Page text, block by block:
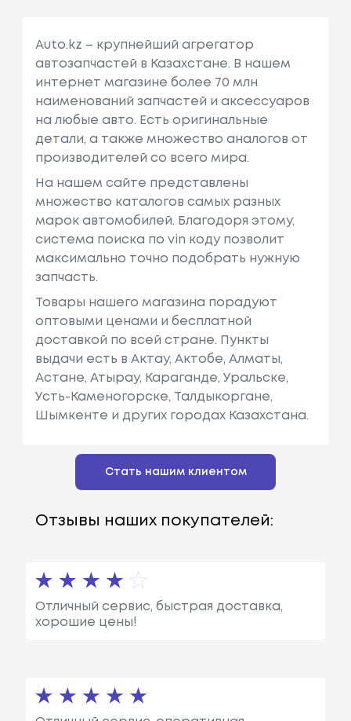
Auto.kz – крупнейший агрегатор
автозапчастей в Казахстане. В нашем
интернет магазине более 70 млн
наименований запчастей и аксессуаров
на любые авто. Есть оригинальные
детали, а также множество аналогов от
производителей со всего мира.
На нашем сайте представлены
множество каталогов самых разных
марок автомобилей. Благодоря этому,
система поиска по vin коду позволит
максимально точно подобрать нужную
запчасть.
Товары нашего магазина порадуют
оптовыми ценами и бесплатной
доставкой по всей стране. Пункты
выдачи есть в Актау, Актобе, Алматы,
Астане, Атырау, Караганде, Уральске,
Усть-Каменогорске, Талдыкоргане,
Шымкенте и других городах Казахстана.
Стать нашим клиентом
Отзывы наших покупателей:
Отличный сервис, быстрая доставка,
хорошие цены!